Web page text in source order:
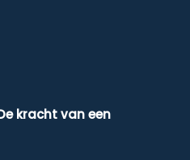
kracht van een